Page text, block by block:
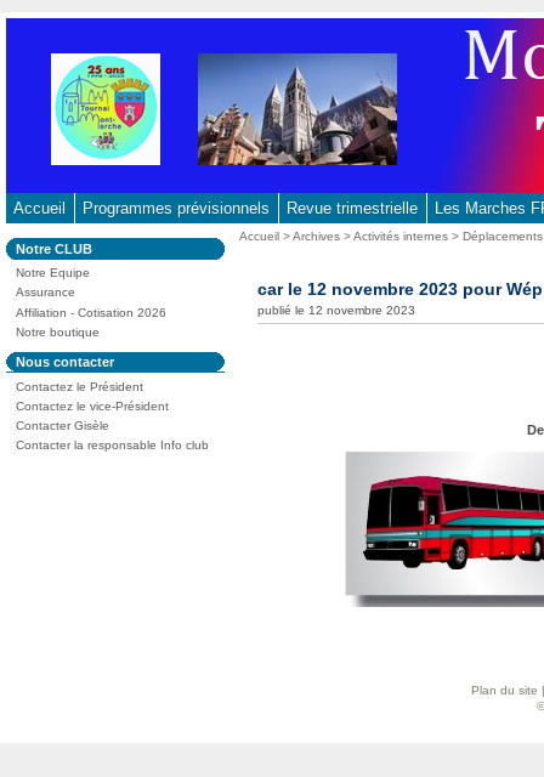
contenu
principal
-
Aller
à
la
recherche
Accueil Programmes prévisionnels Revue trimestrielle Les Marches
Dans
la
rubrique
:
Notre CLUB
Notre Equipe
Assurance
Affiliation - Cotisation 2026
Notre boutique
Dans
la
rubrique
:
Nous contacter
Contactez le Président
Contactez le vice-Président
Contacter Gisèle
Contacter la responsable Info club
Vous
Accueil >Archives >Activités internes >
car le 12 novembre 2023 pour
publié le 12 novembre 2023
Plan du site